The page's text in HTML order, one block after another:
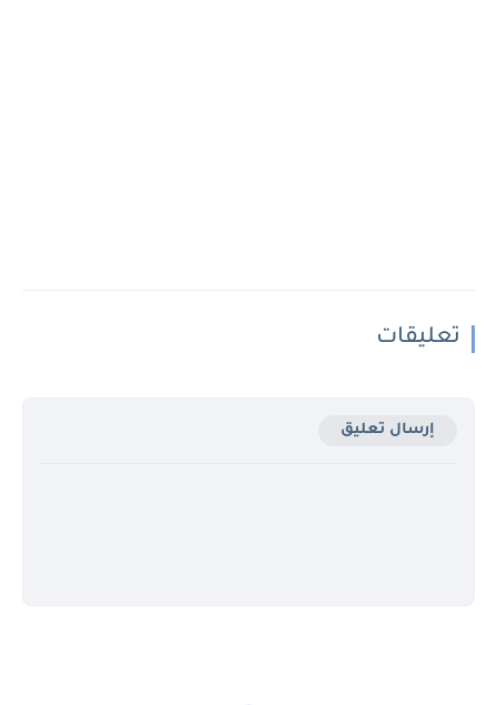
تعليقات
إرسال تعليق